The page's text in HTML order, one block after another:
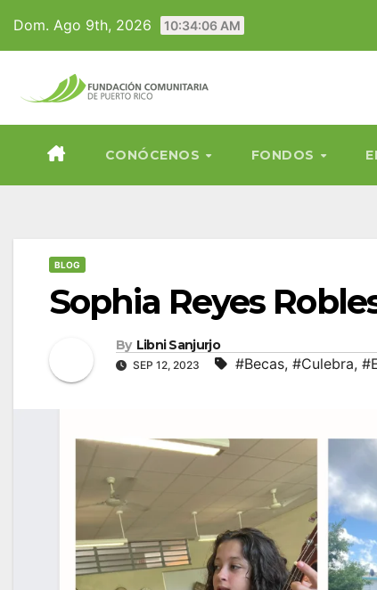
content
Dom. Ago 9th, 2026 10:34:08 AM
CONÓCENOS FONDOS
BLOG
Sophia Reyes
By Libni Sanjurjo
SEP 12, 2023 #Becas, #Culebra,